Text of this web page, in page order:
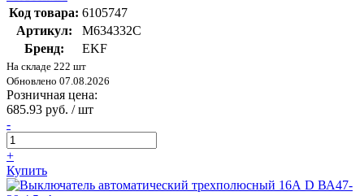
Код товара: 6105747
Артикул:
M634332C
Бренд:
EKF
На складе 222 шт
Обновлено 07.08.2026
Розничная цена:
685.93 руб. / шт
-
+
Купить